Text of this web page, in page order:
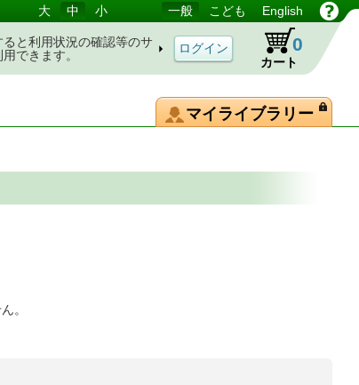
大 中 小 一般 こども English
ると利用状況の確認等のサ
できます。
カート
0
マイライブラリー
。